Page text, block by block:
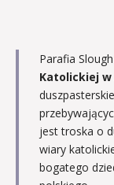
Parafia
Katolickiej
jest troska o
wiary
bogatego